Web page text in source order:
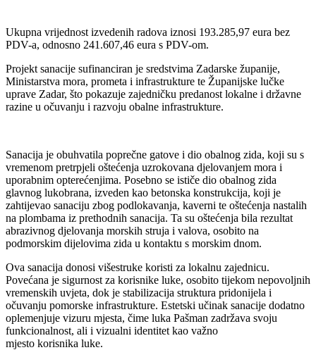
Ukupna vrijednost izvedenih radova iznosi 193.285,97 eura bez
PDV-a, odnosno 241.607,46 eura s PDV-om.
Projekt sanacije sufinanciran je sredstvima Zadarske županije,
Ministarstva mora, prometa i infrastrukture te Županijske lučke
uprave Zadar, što pokazuje zajedničku predanost lokalne i državne
razine u očuvanju i razvoju obalne infrastrukture.
Sanacija je obuhvatila poprečne gatove i dio obalnog zida, koji su s
vremenom pretrpjeli oštećenja uzrokovana djelovanjem mora i
uporabnim opterećenjima. Posebno se ističe dio obalnog zida
glavnog lukobrana, izveden kao betonska konstrukcija, koji je
zahtijevao sanaciju zbog podlokavanja, kaverni te oštećenja nastalih
na plombama iz prethodnih sanacija. Ta su oštećenja bila rezultat
abrazivnog djelovanja morskih struja i valova, osobito na
podmorskim dijelovima zida u kontaktu s morskim dnom.
Ova sanacija donosi višestruke koristi za lokalnu zajednicu.
Povećana je sigurnost za korisnike luke, osobito tijekom nepovoljnih
vremenskih uvjeta, dok je stabilizacija struktura pridonijela i
očuvanju pomorske infrastrukture. Estetski učinak sanacije dodatno
oplemenjuje vizuru mjesta, čime luka Pašman zadržava svoju
funkcionalnost, ali i vizualni identitet kao važno
mjesto korisnika luke.